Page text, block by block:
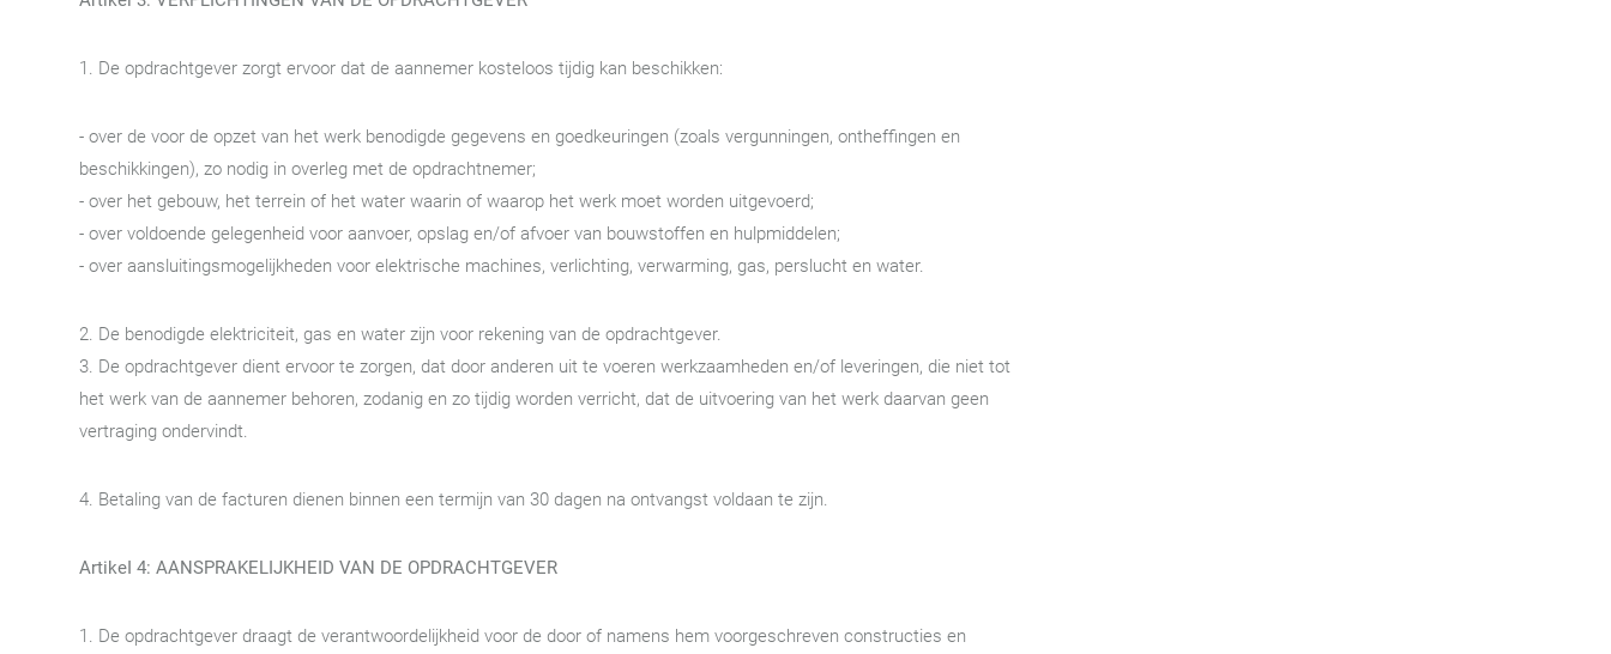
1. De opdrachtgever zorgt ervoor dat de aannemer kosteloos tijdig kan beschikken:
- over de voor de opzet van het werk benodigde gegevens en goedkeuringen (zoals vergunningen, ontheffingen en
beschikkingen), zo nodig in overleg met de opdrachtnemer;
- over het gebouw, het terrein of het water waarin of waarop het werk moet worden uitgevoerd;
- over voldoende gelegenheid voor aanvoer, opslag en/of afvoer van bouwstoffen en hulpmiddelen;
- over aansluitingsmogelijkheden voor elektrische machines, verlichting, verwarming, gas, perslucht en water.
2. De benodigde elektriciteit, gas en water zijn voor rekening van de opdrachtgever.
3. De opdrachtgever dient ervoor te zorgen, dat door anderen uit te voeren werkzaamheden en/of leveringen, die niet tot
het werk van de aannemer behoren, zodanig en zo tijdig worden verricht, dat de uitvoering van het werk daarvan geen
vertraging ondervindt.
4. Betaling van de facturen dienen binnen een termijn van 30 dagen na ontvangst voldaan te zijn.
ArtikeI 4: AANSPRAKELIJKHEID VAN DE OPDRACHTGEVER
1. De opdrachtgever draagt de verantwoordelijkheid voor de door of namens hem voorgeschreven constructies en